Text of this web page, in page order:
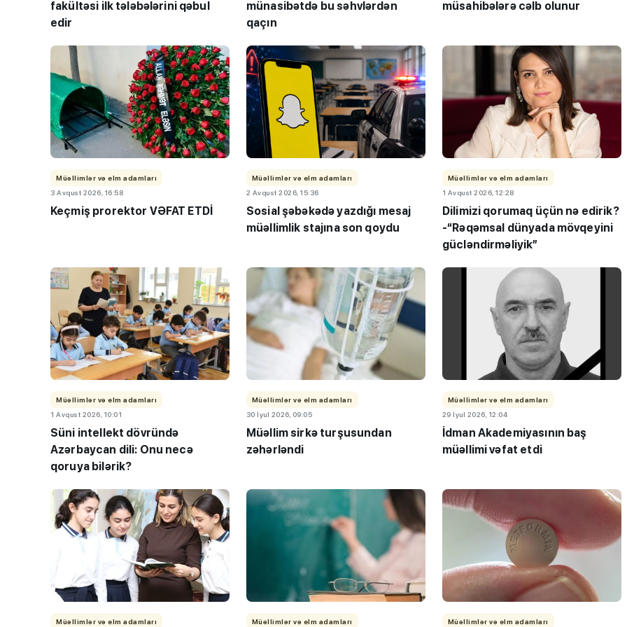
fakültəsi ilk tələbələrini qəbul
edir
münasibətdə bu səhvlərdən
qaçın
müsahibələrə cəlb olunur
Müəllimlər və elm adamları
3 Avqust 2026, 16:58
Keçmiş prorektor VƏFAT ETDİ
Müəllimlər və elm adamları
2 Avqust 2026, 15:36
Sosial şəbəkədə yazdığı mesaj
müəllimlik stajına son qoydu
Müəllimlər və elm adamları
1 Avqust 2026, 12:28
Dilimizi qorumaq üçün nə edirik?
-“Rəqəmsal dünyada mövqeyini
gücləndirməliyik”
Müəllimlər və elm adamları
1 Avqust 2026, 10:01
Süni intellekt dövründə
Azərbaycan dili: Onu necə
qoruya bilərik?
Müəllimlər və elm adamları
30 İyul 2026, 09:05
Müəllim sirkə turşusundan
zəhərləndi
Müəllimlər və elm adamları
29 İyul 2026, 12:04
İdman Akademiyasının baş
müəllimi vəfat etdi
Müəllimlər və elm adamları Müəllimlər və elm adamları Müəllimlər və elm adamları
“Həftənin təhsil icmalı”- MİQ,
lisey seçimi, bağçalar və qəbul
"Həftənin təhsil icmalı": Qəbul
marafonu başa çatdı,
müəllimlərin nəticələri dəyişdi...
III ixtisas qrupu: ən çox iş
imkanı olan ixtisaslar
MİQ balına görə Bakı üzrə
birinci, respublika üzrə